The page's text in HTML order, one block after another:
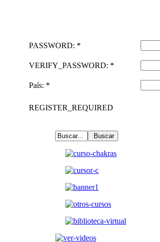
PASSWORD: *
VERIFY_PASSWORD: *
País: *
REGISTER_REQUIRED